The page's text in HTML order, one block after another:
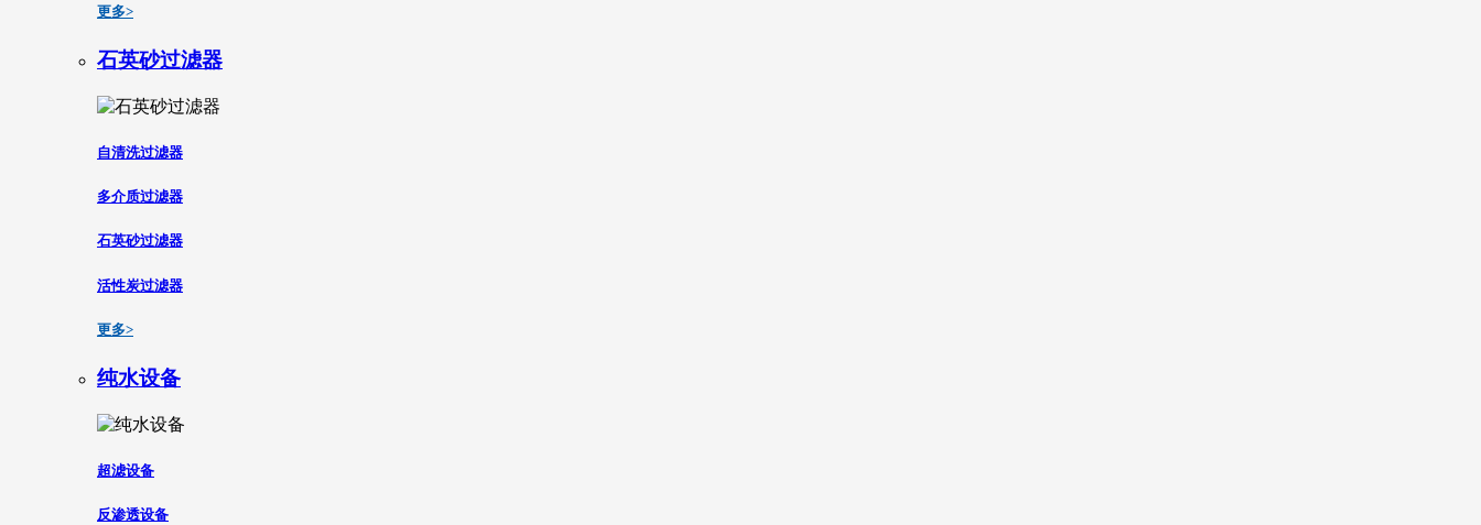
更多>
石英砂过滤器
自清洗过滤器
多介质过滤器
石英砂过滤器
活性炭过滤器
更多>
纯水设备
超滤设备
反渗透设备